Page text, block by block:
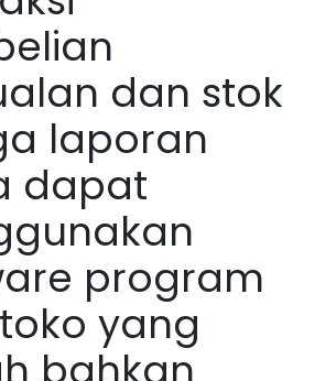
dan stok
laporan
dapat
program
yang
bahkan